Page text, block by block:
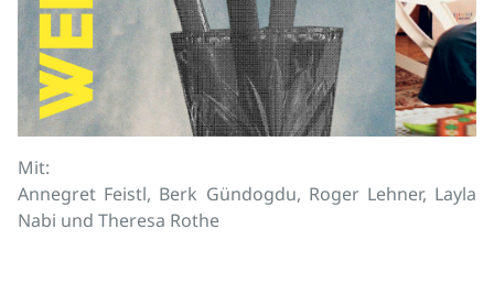
Mit:
Annegret Feistl, Berk Gündogdu, Roger Lehner, Layla
Nabi und Theresa Rothe